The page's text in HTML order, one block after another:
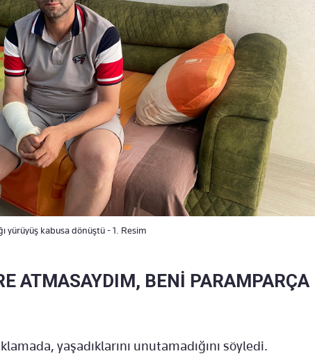
yürüyüş kabusa dönüştü - 1. Resim
ATMASAYDIM, BENİ PARAMPARÇA
yaşadıklarını unutamadığını söyledi.